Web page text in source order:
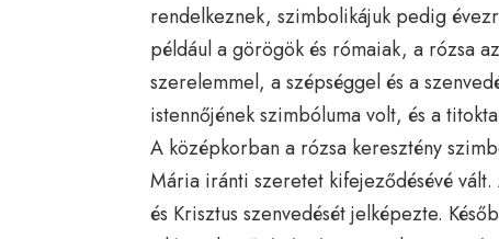
rendelkeznek, szimbolikájuk pedig
például a görögök és rómaiak, a rózsa
szerelemmel, a szépséggel és a
istennőjének szimbóluma volt, és a
A középkorban a rózsa keresztény
Mária iránti szeretet kifejeződésévé
és Krisztus szenvedését jelképezte.